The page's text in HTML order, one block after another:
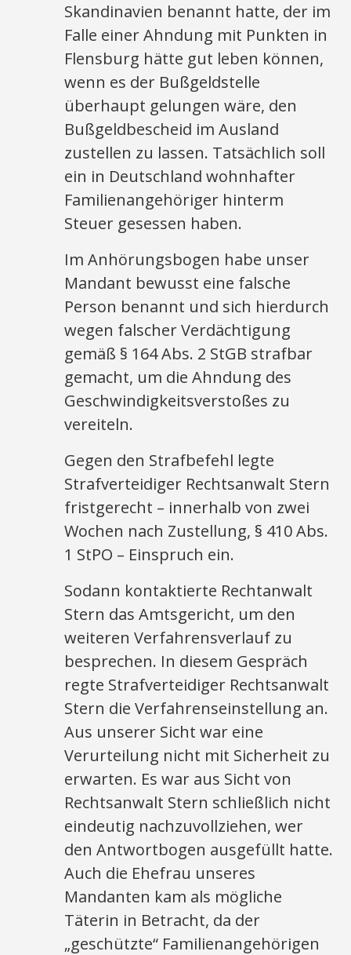
Skandinavien benannt hatte, der im
Falle einer Ahndung mit Punkten in
Flensburg hätte gut leben können,
wenn es der Bußgeldstelle
überhaupt gelungen wäre, den
Bußgeldbescheid im Ausland
zustellen zu lassen. Tatsächlich soll
ein in Deutschland wohnhafter
Familienangehöriger hinterm
Steuer gesessen haben.
Im Anhörungsbogen habe unser
Mandant bewusst eine falsche
Person benannt und sich hierdurch
wegen falscher Verdächtigung
gemäß § 164 Abs. 2 StGB strafbar
gemacht, um die Ahndung des
Geschwindigkeitsverstoßes zu
vereiteln.
Gegen den Strafbefehl legte
Strafverteidiger Rechtsanwalt Stern
fristgerecht – innerhalb von zwei
Wochen nach Zustellung, § 410 Abs.
1 StPO – Einspruch ein.
Sodann kontaktierte Rechtanwalt
Stern das Amtsgericht, um den
weiteren Verfahrensverlauf zu
besprechen. In diesem Gespräch
regte Strafverteidiger Rechtsanwalt
Stern die Verfahrenseinstellung an.
Aus unserer Sicht war eine
Verurteilung nicht mit Sicherheit zu
erwarten. Es war aus Sicht von
Rechtsanwalt Stern schließlich nicht
eindeutig nachzuvollziehen, wer
den Antwortbogen ausgefüllt hatte.
Auch die Ehefrau unseres
Mandanten kam als mögliche
Täterin in Betracht, da der
„geschützte“ Familienangehörigen